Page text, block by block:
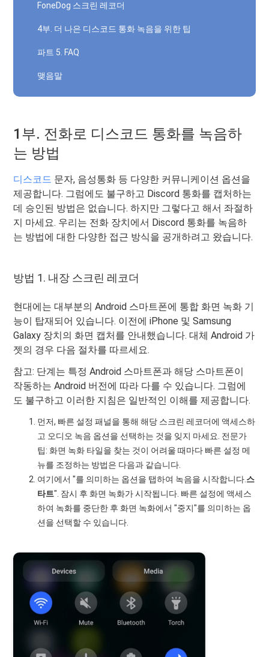
FoneDog 스크린 레코더
4부. 더 나은 디스코드 통화 녹음을 위한 팁
파트 5. FAQ
맺음말
1부. 전화로 디스코드 통화를 녹음하
는 방법
디스코드 문자, 음성통화 등 다양한 커뮤니케이션 옵션을
제공합니다. 그럼에도 불구하고 Discord 통화를 캡처하는
데 승인된 방법은 없습니다. 하지만 그렇다고 해서 좌절하
지 마세요. 우리는 전화 장치에서 Discord 통화를 녹음하
는 방법에 대한 다양한 접근 방식을 공개하려고 왔습니다.
방법 1. 내장 스크린 레코더
현대에는 대부분의 Android 스마트폰에 통합 화면 녹화 기
능이 탑재되어 있습니다. 이전에 iPhone 및 Samsung
Galaxy 장치의 화면 캡처를 안내했습니다. 대체 Android 가
젯의 경우 다음 절차를 따르세요.
참고: 단계는 특정 Android 스마트폰과 해당 스마트폰이
작동하는 Android 버전에 따라 다를 수 있습니다. 그럼에
도 불구하고 이러한 지침은 일반적인 이해를 제공합니다.
먼저, 빠른 설정 패널을 통해 해당 스크린 레코더에 액세스하
고 오디오 녹음 옵션을 선택하는 것을 잊지 마세요. 전문가
팁: 화면 녹화 타일을 찾는 것이 어려울 때마다 빠른 설정 메
뉴를 조정하는 방법은 다음과 같습니다.
여기에서 "를 의미하는 옵션을 탭하여 녹음을 시작합니다. 스
타트". 잠시 후 화면 녹화가 시작됩니다. 빠른 설정에 액세스
하여 녹화를 중단한 후 화면 녹화에서 "중지"를 의미하는 옵
션을 선택할 수 있습니다.